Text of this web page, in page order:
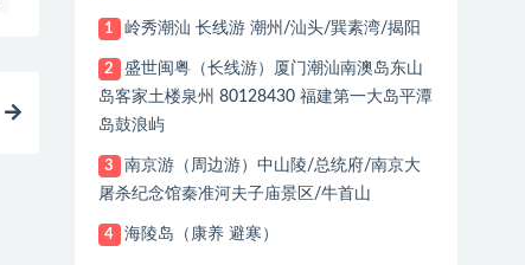
1 岭秀潮汕 长线游 潮州/汕头/巽素湾/揭阳
2
盛世闽粤（长线游）厦门潮汕南澳岛东山
岛客家土楼泉州 80128430 福建第一大岛平潭
岛鼓浪屿
3
南京游（周边游）中山陵/总统府/南京大
屠杀纪念馆秦准河夫子庙景区/牛首山
4 海陵岛（康养 避寒）